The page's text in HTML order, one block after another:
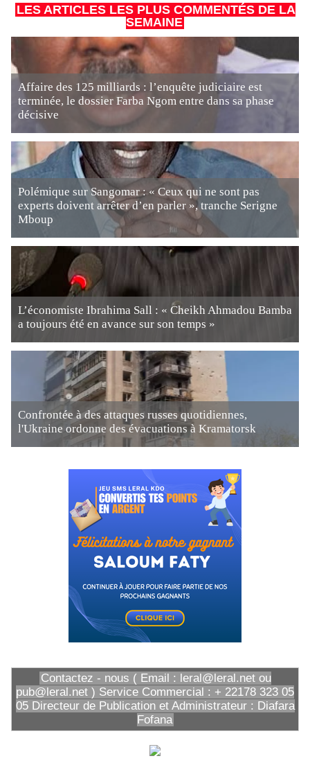
LES ARTICLES LES PLUS COMMENTÉS DE LA
SEMAINE
Affaire des 125 milliards : l’enquête judiciaire est
terminée, le dossier Farba Ngom entre dans sa phase
décisive
Polémique sur Sangomar : « Ceux qui ne sont pas
experts doivent arrêter d’en parler », tranche Serigne
Mboup
L’économiste Ibrahima Sall : « Cheikh Ahmadou Bamba
a toujours été en avance sur son temps »
Confrontée à des attaques russes quotidiennes,
l'Ukraine ordonne des évacuations à Kramatorsk
Contactez - nous ( Email : leral@leral.net ou
pub@leral.net ) Service Commercial : + 22178 323 05
05 Directeur de Publication et Administrateur : Diafara
Fofana